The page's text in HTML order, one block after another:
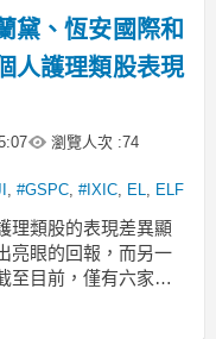
利預期正面臨嚴峻挑
黛、恆安國際和
人護理類股表現
瀏覽人次 :74
, #GSPC, #IXIC, EL, ELF
理類股的表現差異顯
亮眼的回報，而另一
至目前，僅有六家公
報。以下是根據年初